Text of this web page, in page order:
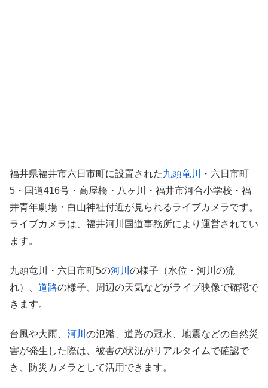
福井県福井市六日市町に設置された九頭竜川
・六日市町
5・国道416号・高屋橋・八ヶ川・福井市河合小学校・福
井青年劇場・白山神社付近が見られるライブカメラです。
ライブカメラは、福井河川国道事務所により運営されてい
ます。
九頭竜川・六日市町5の河川 の様子（水位・河川の流
れ）、 道路の様子、周辺の天気などがライブ映像で確認で
きます。
台風や大雨、 河川 の氾濫、道路の冠水、地震などの自然災
害が発生した際は、被害の状況がリアルタイムで確認で
き、防災カメラとして活用できます。